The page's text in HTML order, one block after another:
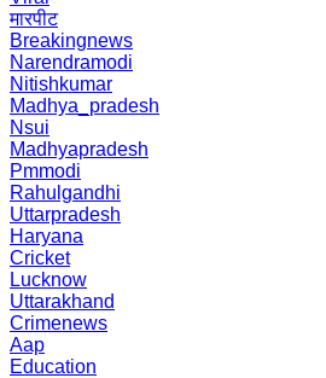
मारपीट
Breakingnews
Narendramodi
Nitishkumar
Madhya_pradesh
Nsui
Madhyapradesh
Pmmodi
Rahulgandhi
Uttarpradesh
Haryana
Cricket
Lucknow
Uttarakhand
Crimenews
Aap
Education